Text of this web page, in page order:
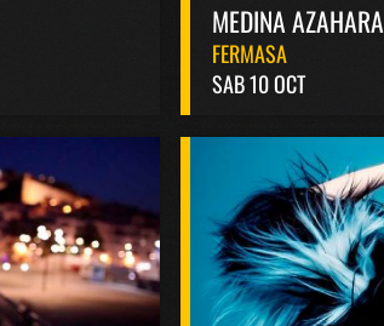
MEDINA AZAHARA
FERMASA
SAB 10 OCT